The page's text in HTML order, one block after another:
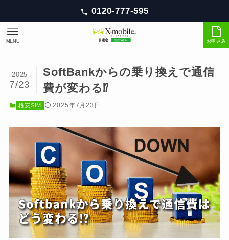
0120-777-595
お申込み
MENU
SoftBankからの乗り換えで通信
費が変わる⁉
2025
7/23
格安SIM 2025年7月23日